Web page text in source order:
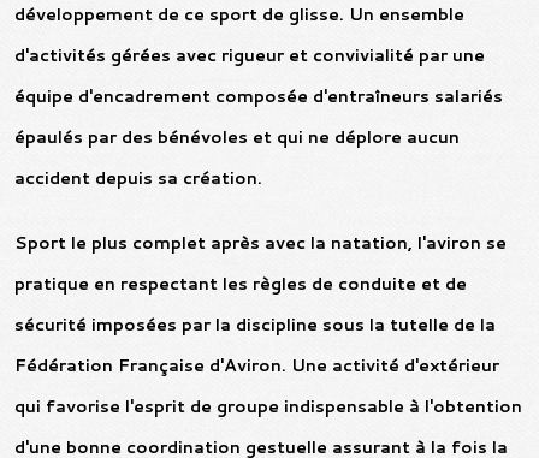
développement de ce sport de glisse. Un ensemble
d'activités gérées avec rigueur et convivialité par une
équipe d'encadrement composée d'entraîneurs salariés
épaulés par des bénévoles et qui ne déplore aucun
accident depuis sa création.
Sport le plus complet après avec la natation, l'aviron se
pratique en respectant les règles de conduite et de
sécurité imposées par la discipline sous la tutelle de la
Fédération Française d'Aviron. Une activité d'extérieur
qui favorise l'esprit de groupe indispensable à l'obtention
d'une bonne coordination gestuelle assurant à la fois la